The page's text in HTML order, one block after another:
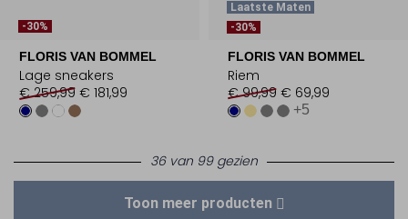
-30%
FLORIS VAN BOMMEL
Lage sneakers
€ 259,99 € 181,99
Laatste Maten
-30%
FLORIS VAN BOMMEL
Riem
€ 99,99 € 69,99
+5
36 van 99 gezien
Toon meer producten